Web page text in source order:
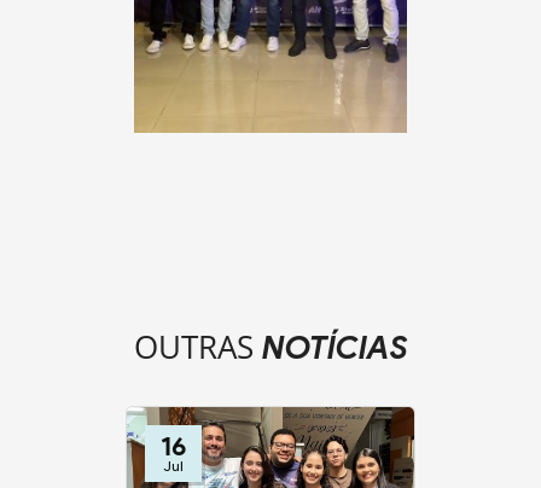
OUTRAS NOTÍCIAS
16
Jul